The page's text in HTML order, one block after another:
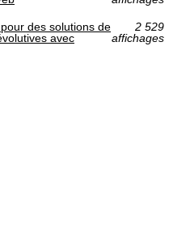
des solutions de
avec
2 529
affichages